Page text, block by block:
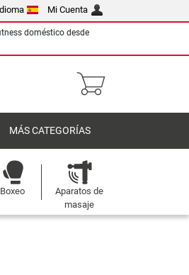
Mi Cuenta
doméstico desde
MÁS CATEGORÍAS
Boxeo
Aparatos de
masaje